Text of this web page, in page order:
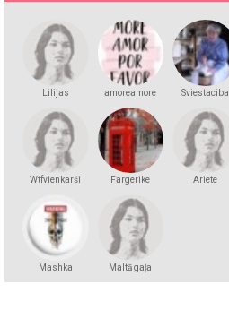
Lilijas amoreamore Sviestaciba
Wtfvienkarši Fargerike Ariete
Mashka
Maltā gaļa